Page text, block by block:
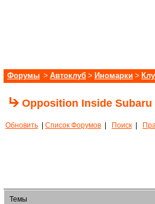
Форумы > Автоклуб > Иномарки >
Opposition Inside Subaru
Обновить Список Форумов Поиск
Темы